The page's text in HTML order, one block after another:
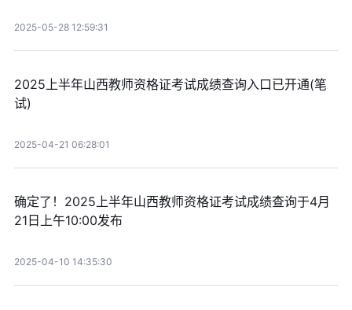
2025-05-28 12:59:31
2025上半年山西教师资格证考试成绩查询入口已开通(笔
试)
2025-04-21 06:28:01
确定了！2025上半年山西教师资格证考试成绩查询于4月
21日上午10:00发布
2025-04-10 14:35:30